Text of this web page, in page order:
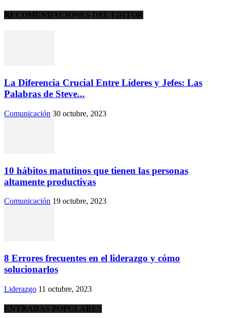
RECOMENDACIONES DEL EDITOR
La Diferencia Crucial Entre Líderes y Jefes: Las
Palabras de Steve...
Comunicación 30 octubre, 2023
10 hábitos matutinos que tienen las personas
altamente productivas
Comunicación 19 octubre, 2023
8 Errores frecuentes en el liderazgo y cómo
solucionarlos
Liderazgo 11 octubre, 2023
ENTRADAS POPULARES